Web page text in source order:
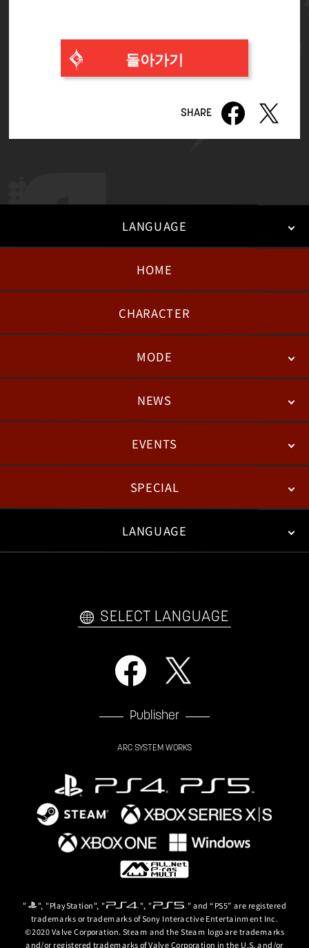
돌아가기
LANGUAGE
English
HOME
CHARACTER
MODE
BATTLENEWS
패치노트
EVENTS
ESPORTS
SPECIAL
WEB COMICS
LANGUAGE
SELECT LANGUAGE
Publisher
ARC SYSTEM WORKS
" ", "PlayStation", " ", " " and “PS5” are registered
trademarks or trademarks of Sony Interactive Entertainment Inc.
©2020 Valve Corporation. Steam and the Steam logo are trademarks
and/or registered trademarks of Valve Corporation in the U.S. and/or